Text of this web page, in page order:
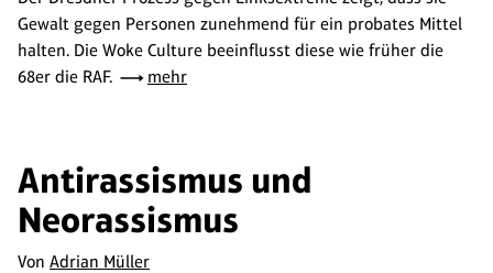
Gewalt gegen Personen zunehmend für ein probates Mittel
halten. Die Woke Culture beeinflusst diese wie früher die
68er die RAF.
mehr
Antirassismus und
Neorassismus
Von Adrian Müller